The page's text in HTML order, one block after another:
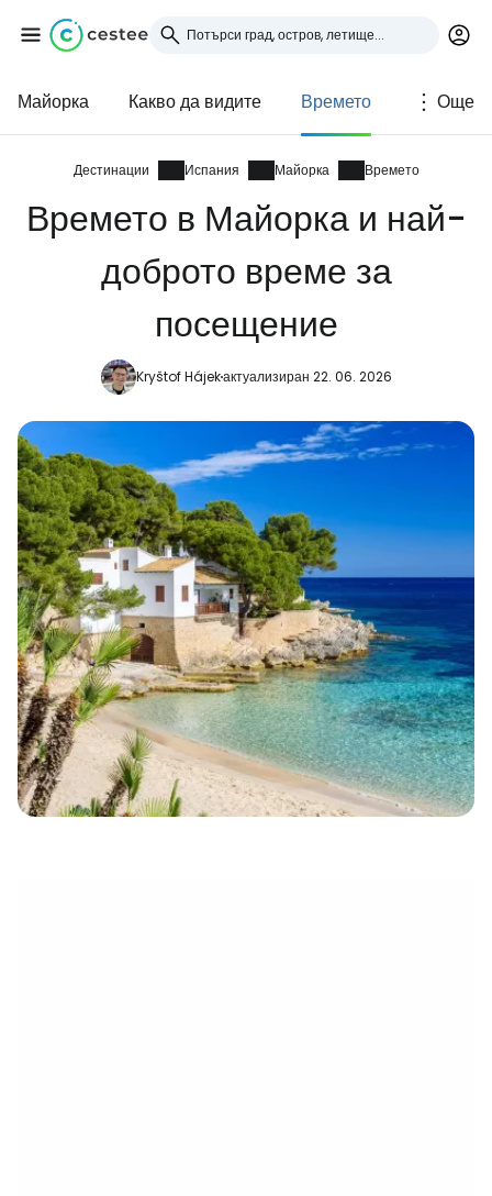
Майорка Какво да видите Времето Още
Дестинации Испания Майорка Времето
Времето в Майорка и най-
доброто време за
посещение
Kryštof Hájekактуализиран 22. 06. 2026
Влезте в Cestee
... световната общност на туристите
Продължете с Google
Продължете с Facebook
Продължете с имейл